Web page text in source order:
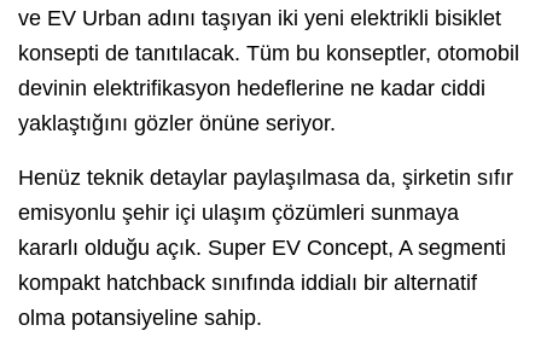
ve EV Urban adını taşıyan iki yeni elektrikli bisiklet
konsepti de tanıtılacak. Tüm bu konseptler, otomobil
devinin elektrifikasyon hedeflerine ne kadar ciddi
yaklaştığını gözler önüne seriyor.
Henüz teknik detaylar paylaşılmasa da, şirketin sıfır
emisyonlu şehir içi ulaşım çözümleri sunmaya
kararlı olduğu açık. Super EV Concept, A segmenti
kompakt hatchback sınıfında iddialı bir alternatif
olma potansiyeline sahip.